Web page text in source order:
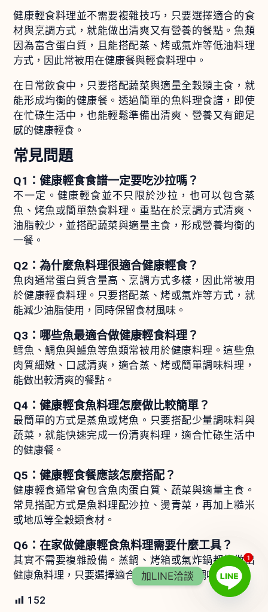
健康輕食料理並不需要複雜技巧，只要選擇適合的食
材與烹調方式，就能做出清爽又有營養的餐點。魚類
因為富含蛋白質，且能搭配蒸、烤或氣炸等低油料理
方式，因此常被用在健康餐與輕食料理中。
在日常飲食中，只要搭配蔬菜與適量全穀類主食，就
能形成均衡的健康餐。透過簡單的魚料理食譜，即使
在忙碌生活中，也能輕鬆準備出清爽、營養又有飽足
感的健康輕食。
常見問題
Q1：健康輕食食譜一定要吃沙拉嗎？
不一定。健康輕食並不只限於沙拉，也可以包含蒸
魚、烤魚或簡單熱食料理。重點在於烹調方式清爽、
油脂較少，並搭配蔬菜與適量主食，形成營養均衡的
一餐。
Q2：為什麼魚料理很適合健康輕食？
魚肉通常蛋白質含量高、烹調方式多樣，因此常被用
於健康輕食料理。只要搭配蒸、烤或氣炸等方式，就
能減少油脂使用，同時保留食材風味。
Q3：哪些魚最適合做健康輕食料理？
鱈魚、鯛魚與鱸魚等魚類常被用於健康料理。這些魚
肉質細嫩、口感清爽，適合蒸、烤或簡單調味料理，
能做出較清爽的餐點。
Q4：健康輕食魚料理怎麼做比較簡單？
最簡單的方式是蒸魚或烤魚。只要搭配少量調味料與
蔬菜，就能快速完成一份清爽料理，適合忙碌生活中
的健康餐。
Q5：健康輕食餐應該怎麼搭配？
健康輕食通常會包含魚肉蛋白質、蔬菜與適量主食。
常見搭配方式是魚料理配沙拉、燙青菜，再加上糙米
或地瓜等全穀類食材。
Q6：在家做健康輕食魚料理需要什麼工具？
其實不需要複雜設備。蒸鍋、烤箱或氣炸鍋都能做出
健康魚料理，只要選擇適合的食材與簡單調味即可。
152
1
加LINE洽談